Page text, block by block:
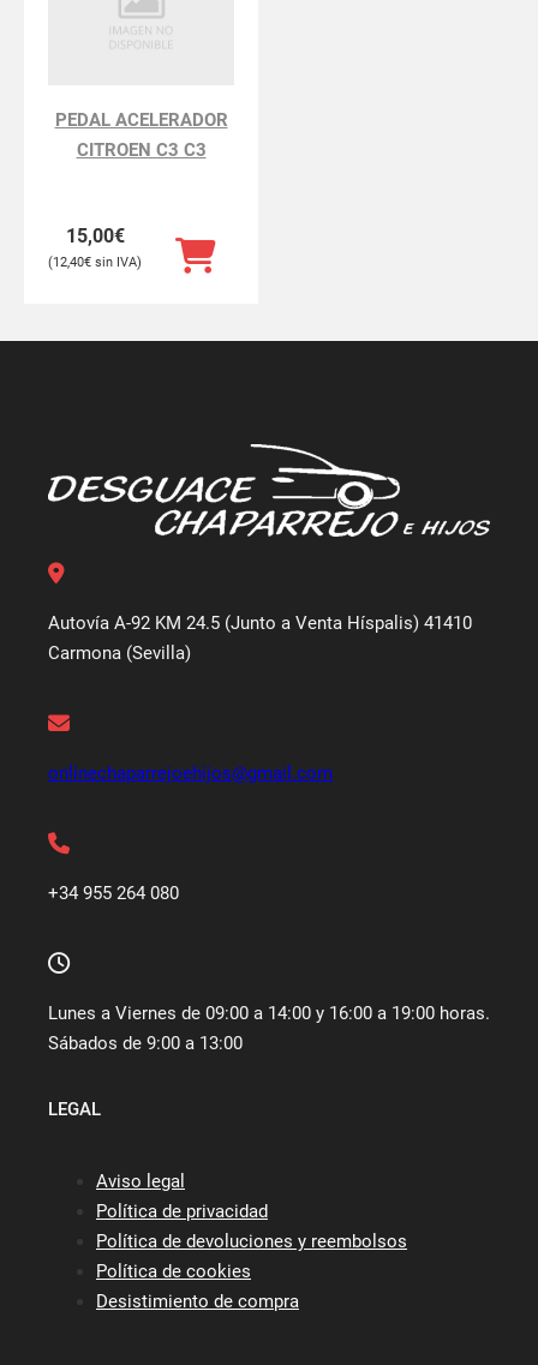
PEDAL ACELERADOR
CITROEN C3 C3
15,00€
12,40€
Autovía A-92 KM 24.5 (Junto a Venta Híspalis) 41410
Carmona (Sevilla)
onlinechaparrejoehijos@gmail.com
+34 955 264 080
Lunes a Viernes de 09:00 a 14:00 y 16:00 a 19:00 horas.
Sábados de 9:00 a 13:00
LEGAL
Aviso legal
Política de privacidad
Política de devoluciones y reembolsos
Política de cookies
Desistimiento de compra